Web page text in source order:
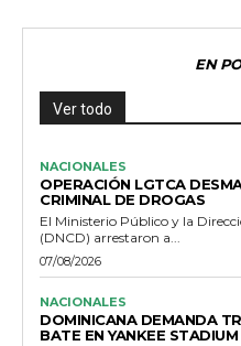
EN
Ver todo
NACIONALES
OPERACIÓN LGTCA
CRIMINAL DE DROGAS
El Ministerio Público y la
(DNCD) arrestaron a...
07/08/2026
NACIONALES
DOMINICANA DEMANDA
BATE EN YANKEE STADIUM